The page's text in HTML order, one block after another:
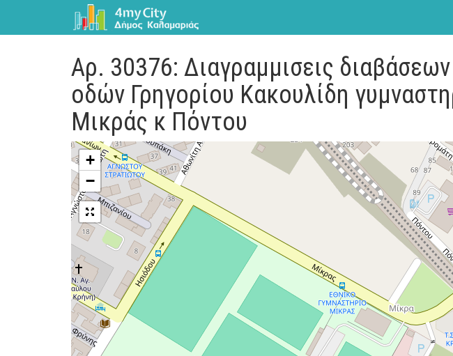
Αρ. 30376: Διαγραμμισεις
οδών Γρηγορίου Κακουλίδη
Μικράς κ Πόντου
+
−